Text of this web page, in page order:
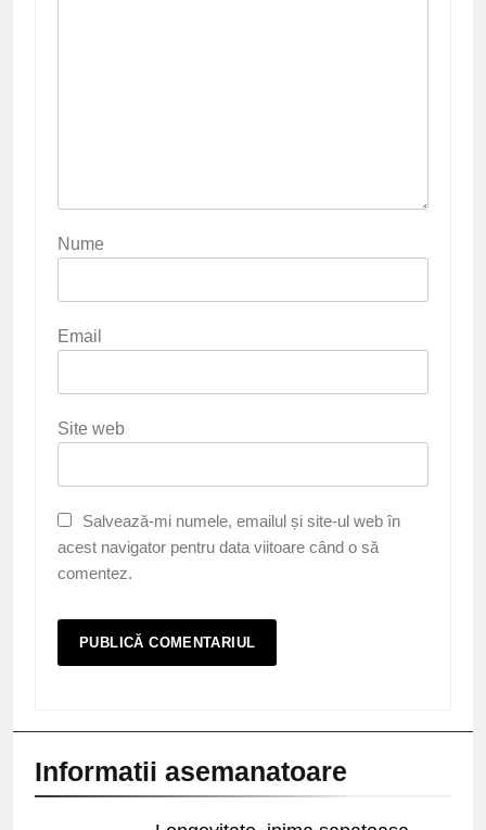
Nume
Email
Site web
Salvează-mi numele, emailul și site-ul web în
acest navigator pentru data viitoare când o să
comentez.
Informatii asemanatoare